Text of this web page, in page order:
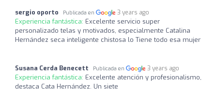
sergio oporto Publicada en 3 years ago
Experiencia fantástica: Excelente servicio super
personalizado telas y motivados, especialmente Catalina
Hernández seca inteligente chistosa lo Tiene todo esa mujer
Susana Cerda Benecett Publicada en 3 years ago
Experiencia fantástica: Excelente atención y profesionalismo,
destaca Cata Hernández. Un siete